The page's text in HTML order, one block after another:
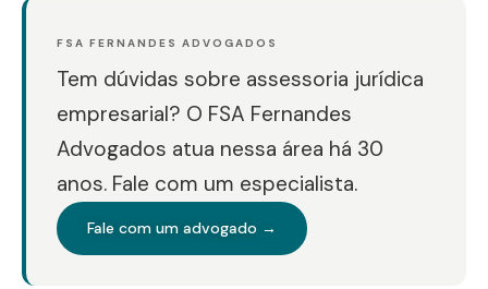
FSA FERNANDES ADVOGADOS
Tem dúvidas sobre assessoria jurídica
empresarial? O FSA Fernandes
Advogados atua nessa área há 30
anos. Fale com um especialista.
Fale com um advogado →